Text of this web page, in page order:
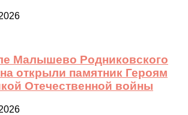
Малышево Родниковского
открыли памятник Героям
Отечественной войны